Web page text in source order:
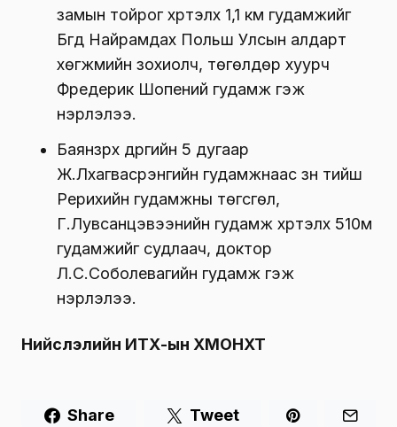
замын тойрог хүртэлх 1,1 км гудамжийг
Бүгд Найрамдах Польш Улсын алдарт
хөгжмийн зохиолч, төгөлдөр хуурч
Фредерик Шопений гудамж гэж
нэрлэлээ.
Баянзүрх дүүргийн 5 дугаар
Ж.Лхагвасүрэнгийн гудамжнаас зүүн тийш
Рерихийн гудамжны төгсгөл,
Г.Лувсанцэвээнийн гудамж хүртэлх 510м
гудамжийг судлаач, доктор
Л.С.Соболевагийн гудамж гэж
нэрлэлээ.
Нийслэлийн ИТХ-ын ХМОНХТ
Share Tweet